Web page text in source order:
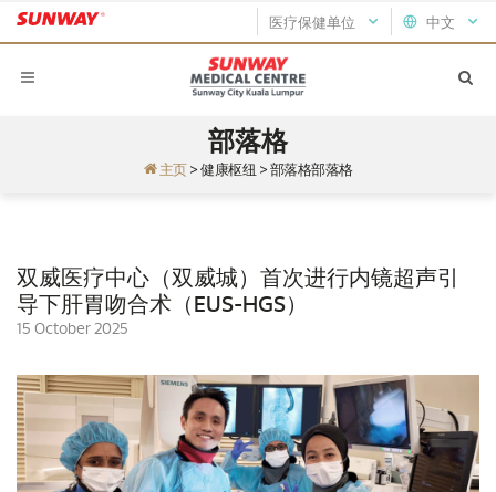
中文
医疗保健单位
部落格
主页 >健康枢纽 > 部落格部落格
双威医疗中心（双威城）首次进行内镜超声引
导下肝胃吻合术（EUS-HGS）
15 October 2025